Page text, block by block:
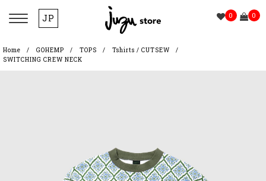
JP 0 0
Home GOHEMP TOPS
Tshirts / CUTSEW
SWITCHING CREW NECK